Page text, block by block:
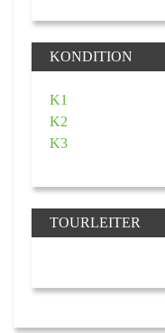
KONDITION
K1
K2
K3
TOURLEITER